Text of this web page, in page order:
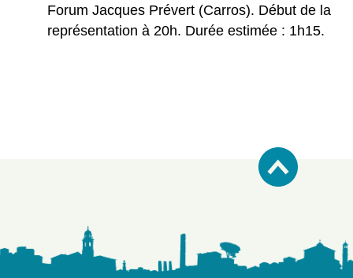
Forum Jacques Prévert (Carros). Début de la
représentation à 20h. Durée estimée : 1h15.